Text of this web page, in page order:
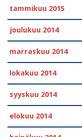
tammikuu 2015
joulukuu 2014
marraskuu 2014
lokakuu 2014
syyskuu 2014
elokuu 2014